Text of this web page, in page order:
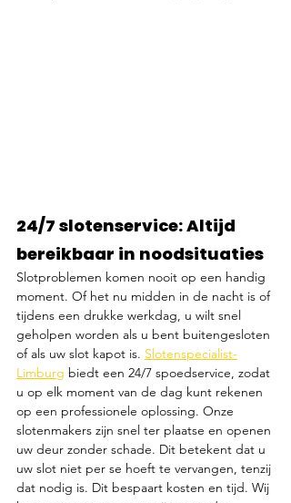
24/7 slotenservice: Altijd
bereikbaar in noodsituaties
Slotproblemen komen nooit op een handig
moment. Of het nu midden in de nacht is of
tijdens een drukke werkdag, u wilt snel
geholpen worden als u bent buitengesloten
of als uw slot kapot is. Slotenspecialist-
Limburg biedt een 24/7 spoedservice, zodat
u op elk moment van de dag kunt rekenen
op een professionele oplossing. Onze
slotenmakers zijn snel ter plaatse en openen
uw deur zonder schade. Dit betekent dat u
uw slot niet per se hoeft te vervangen, tenzij
dat nodig is. Dit bespaart kosten en tijd. Wij